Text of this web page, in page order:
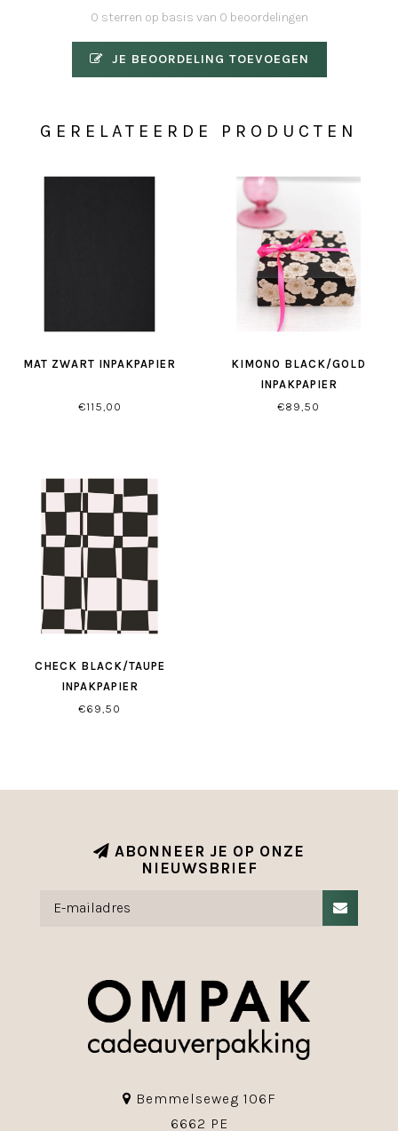
0 sterren op basis van 0 beoordelingen
JE BEOORDELING TOEVOEGEN
GERELATEERDE PRODUCTEN
MAT ZWART INPAKPAPIER
€115,00
KIMONO BLACK/GOLD
INPAKPAPIER
€89,50
CHECK BLACK/TAUPE
INPAKPAPIER
€69,50
ABONNEER JE OP ONZE
NIEUWSBRIEF
Bemmelseweg 106F
6662 PE